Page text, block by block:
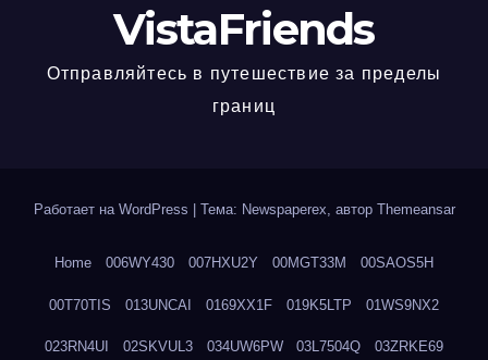
VistaFriends
Отправляйтесь в путешествие за пределы
границ
Работает на WordPress Тема: Newspaperex, автор Themeansar
Home 006WY430 007HXU2Y 00MGT33M 00SAOS5H
00T70TIS 013UNCAI 0169XX1F 019K5LTP 01WS9NX2
023RN4UI 02SKVUL3 034UW6PW 03L7504Q 03ZRKE69